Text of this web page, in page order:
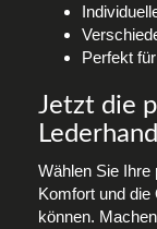
Perfekt
Jetzt die
Wählen Sie Ihre
Komfort und die
können.